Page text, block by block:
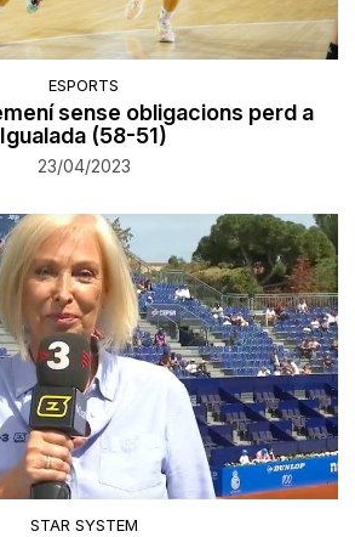
ESPORTS
sense obligacions perd a
Igualada (58-51)
23/04/2023
STAR SYSTEM